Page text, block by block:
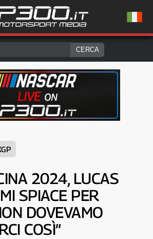
2024, LUCAS
SPIACE PER
DOVEVAMO
COSÌ”